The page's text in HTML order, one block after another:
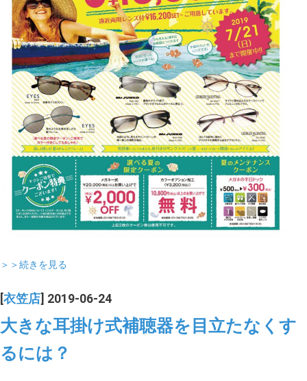
＞＞続きを見る
衣笠店 ] 2019-06-24
大きな耳掛け式補聴器を目立たなくす
るには？